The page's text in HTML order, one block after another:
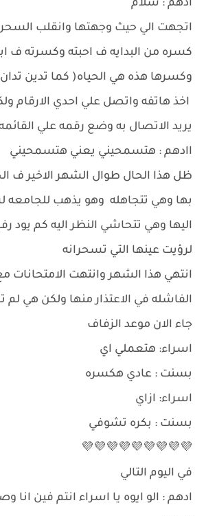
ادهم : سلام
اتجهت الي حيث وجهتها وانقلب
كسره من البدايه ف احبته وكسرته ف
وكسرها هذه هي الحياه( كما تدين
اخذ هاتفه واتصل علي احدي الارقام
يريد الاتصال به وضع رقمه علي
اادهم : هتسمحيني يعني هتسمحيني
ظل هذا الحال طوال الشهر الاخير ف
بها وهي تتجاهله وهو يذهب للجامعه
اليها وهي تتحاشي النظر اليه كم يود
لرؤيت عينها التي تسحرانه
انتهي هذا الشهر وانتهت الامتحانات
الفاشله في الاعتذار منها ولكن هي
جاء الان موعد الزفاف
اسراء: هتعملي اي
بسنت : عادي هكسره
اسراء: ازاي
بسنت : بكره تشوفي
💜💜💜💜💜💜💜💜💜
في اليوم التالي
ادهم : الو ايوه يا اسراء انتم فين انا